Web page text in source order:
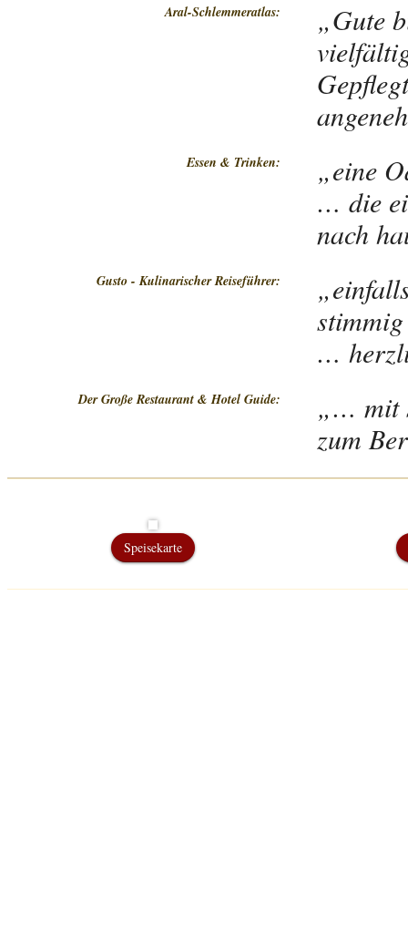
Aral-Schlemmeratlas:
„Gute
Essen & Trinken:
„eine
… die
nach
Gusto - Kulinarischer Reiseführer:
…
Der Große Restaurant & Hotel Guide:
„… mit
zum
Speisekarte